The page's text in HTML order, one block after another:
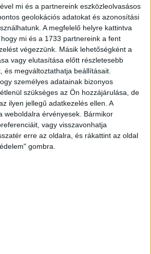
mi és a partnereink eszközleolvasásos
geolokációs adatokat és azonosítási
A megfelelő helyre kattintva
mi és a 1733 partnereink a fent
végezzünk. Másik lehetőségként a
vagy elutasítása előtt részletesebb
és megváltoztathatja beállításait.
személyes adatainak bizonyos
szükséges az Ön hozzájárulása, de
ilyen jellegű adatkezelés ellen. A
weboldalra érvényesek. Bármikor
vagy visszavonhatja
erre az oldalra, és rákattint az oldal
gombra.
a házassági évfordulóját ünnepli
amikor megjelenik egy tündér azzal,
Józsi bácsi gyorsan lecsap a